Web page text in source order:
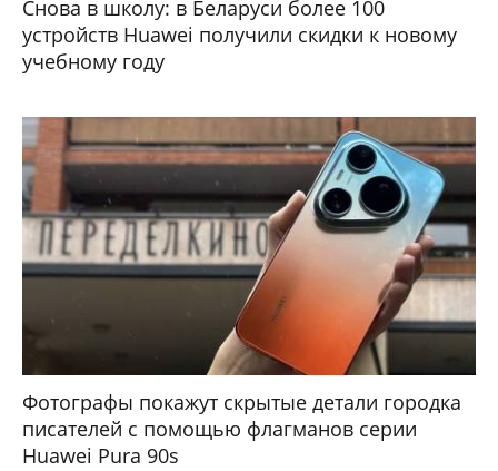
Снова в школу: в Беларуси более 100
устройств Huawei получили скидки к новому
учебному году
Фотографы покажут скрытые детали городка
писателей с помощью флагманов серии
Huawei Pura 90s